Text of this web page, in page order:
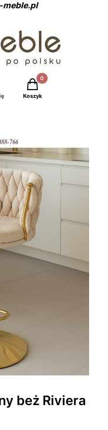
meble.pl
Produkty w koszyku:
Koszyk
766
beż Riviera